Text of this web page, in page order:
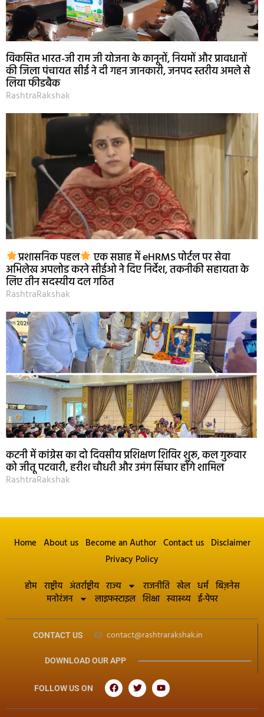
विकसित भारत-जी राम जी योजना के कानूनों, नियमों और प्रावधानों
की जिला पंचायत सीई ने दी गहन जानकारी, जनपद स्तरीय अमले से
लिया फीडबैक
RashtraRakshak
प्रशासनिक पहल एक सप्ताह में eHRMS पोर्टल पर सेवा
अभिलेख अपलोड करने सीईओ ने दिए निर्देश, तकनीकी सहायता के
लिए तीन सदस्यीय दल गठित
RashtraRakshak
कटनी में कांग्रेस का दो दिवसीय प्रशिक्षण शिविर शुरू, कल गुरुवार
को जीतू पटवारी, हरीश चौधरी और उमंग सिंघार होंगे शामिल
RashtraRakshak
Home About us Become an Author Contact us Disclaimer
Privacy Policy
होम राष्ट्रीय अंतर्राष्ट्रीय राज्य राजनीति खेल धर्म बिज़नेस
मनोरंजन
लाइफस्टाइल शिक्षा स्वास्थ्य ई-पेपर
CONTACT US contact@rashtrarakshak.in
DOWNLOAD OUR APP
FOLLOW US ON